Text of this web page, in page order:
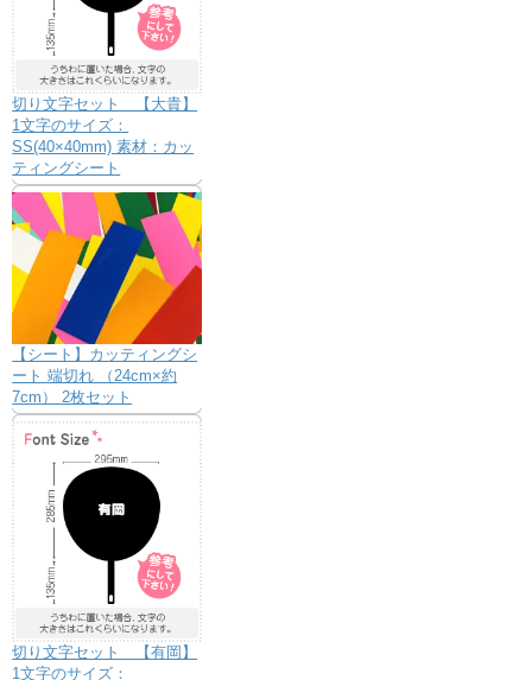
切り文字セット 【大貴】
1文字のサイズ：
SS(40×40mm) 素材：カッ
ティングシート
【シート】カッティングシ
ート 端切れ （24cm×約
7cm） 2枚セット
切り文字セット 【有岡】
1文字のサイズ：